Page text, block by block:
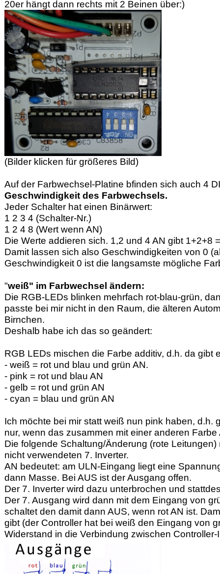
20er hängt dann rechts mit 2 Beinen über:)
(Bilder klicken für größeres Bild)
Auf der Farbwechsel-Platine bfinden sich auch 4
Geschwindigkeit des Farbwechsels.
Jeder Schalter hat einen Binärwert:
1 2 3 4 (Schalter-Nr.)
1 2 4 8 (Wert wenn AN)
Die Werte addieren sich. 1,2 und 4 AN gibt 1+2+8
Damit lassen sich also Geschwindigkeiten von 0
Geschwindigkeit 0 ist die langsamste mögliche
"weiß" im Farbwechsel ändern:
Die RGB-LEDs blinken mehrfach rot-blau-grün,
passte bei mir nicht in den Raum, die älteren
Birnchen.
Deshalb habe ich das so geändert:
RGB LEDs mischen die Farbe additiv, d.h. da gibt
- weiß = rot und blau und grün AN.
- pink = rot und blau AN
- gelb = rot und grün AN
- cyan = blau und grün AN
Ich möchte bei mir statt weiß nun pink haben, d.h.
nur, wenn das zusammen mit einer anderen Farbe
Die folgende Schaltung/Änderung (rote
nicht verwendeten 7. Inverter.
AN bedeutet: am ULN-Eingang liegt eine
dann Masse. Bei AUS ist der Ausgang offen.
Der 7. Inverter wird dazu unterbrochen und
Der 7. Ausgang wird dann mit dem Eingang von
schaltet den damit dann AUS, wenn rot AN ist.
gibt (der Controller hat bei weiß den Eingang von
Widerstand in die Verbindung zwischen